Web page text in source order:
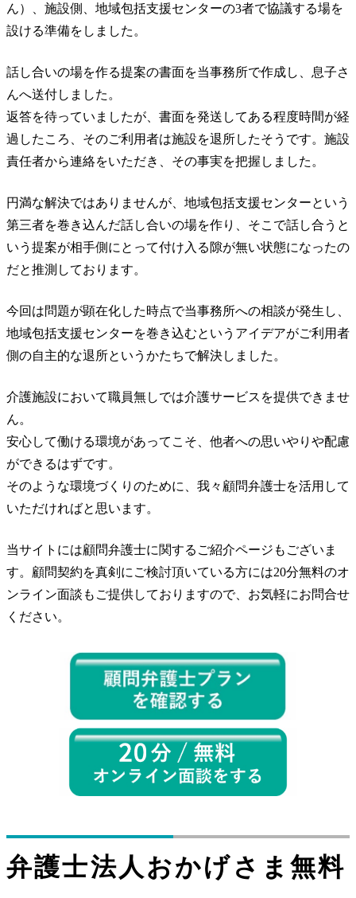
ん）、施設側、地域包括支援センターの3者で協議する場を
設ける準備をしました。
話し合いの場を作る提案の書面を当事務所で作成し、息子さ
んへ送付しました。
返答を待っていましたが、書面を発送してある程度時間が経
過したころ、そのご利用者は施設を退所したそうです。施設
責任者から連絡をいただき、その事実を把握しました。
円満な解決ではありませんが、地域包括支援センターという
第三者を巻き込んだ話し合いの場を作り、そこで話し合うと
いう提案が相手側にとって付け入る隙が無い状態になったの
だと推測しております。
今回は問題が顕在化した時点で当事務所への相談が発生し、
地域包括支援センターを巻き込むというアイデアがご利用者
側の自主的な退所というかたちで解決しました。
介護施設において職員無しでは介護サービスを提供できませ
ん。
安心して働ける環境があってこそ、他者への思いやりや配慮
ができるはずです。
そのような環境づくりのために、我々顧問弁護士を活用して
いただければと思います。
当サイトには顧問弁護士に関するご紹介ページもございま
す。顧問契約を真剣にご検討頂いている方には20分無料のオ
ンライン面談もご提供しておりますので、お気軽にお問合せ
ください。
弁護士法人おかげさま無料